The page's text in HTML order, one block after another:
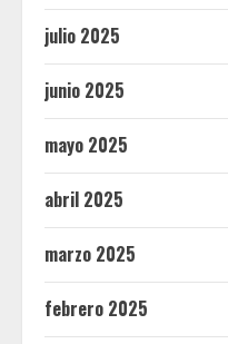
julio 2025
junio 2025
mayo 2025
abril 2025
marzo 2025
febrero 2025